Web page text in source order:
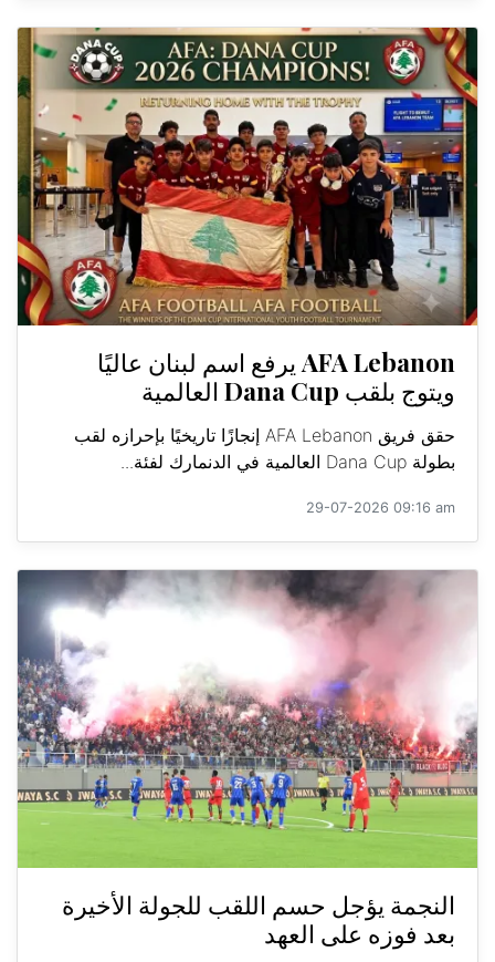
AFA Lebanon يرفع اسم لبنان عاليًا
ويتوج بلقب Dana Cup العالمية
حقق فريق AFA Lebanon إنجازًا تاريخيًا بإحرازه لقب
بطولة Dana Cup العالمية في الدنمارك لفئة...
29-07-2026 09:16 am
النجمة يؤجل حسم اللقب للجولة الأخيرة
بعد فوزه على العهد